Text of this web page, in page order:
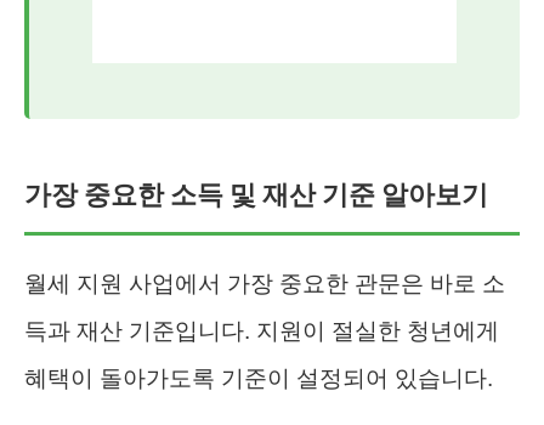
가장 중요한 소득 및 재산 기준 알아보기
월세 지원 사업에서 가장 중요한 관문은 바로 소
득과 재산 기준입니다. 지원이 절실한 청년에게
혜택이 돌아가도록 기준이 설정되어 있습니다.